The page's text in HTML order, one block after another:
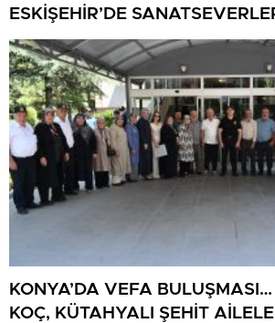
ESKİŞEHİR’DE
BULUŞUYOR
KONYA’DA VEFA BULUŞMASI…
KOÇ, KÜTAHYALI ŞEHİT